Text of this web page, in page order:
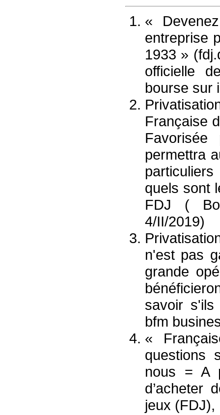
«
entreprise
1933 »
officielle
bourse sur
Française
permettra
quels sont
FDJ (
4/II/2019)
n'est pas
grande
savoir s'ils
bfm
«
questions
nous = A
d’acheter
jeux (FDJ),